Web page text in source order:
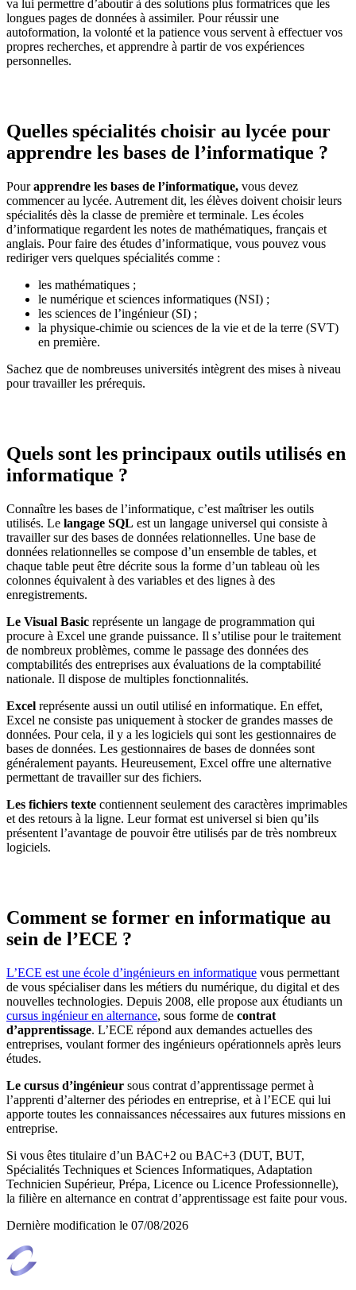
va lui permettre d’aboutir à des solutions plus formatrices que les
longues pages de données à assimiler. Pour réussir une
autoformation, la volonté et la patience vous servent à effectuer vos
propres recherches, et apprendre à partir de vos expériences
personnelles.
Quelles spécialités choisir au lycée pour
apprendre les bases de l’informatique ?
Pourapprendre les bases de l’informatique, vous devez
commencer au lycée. Autrement dit, les élèves doivent choisir leurs
spécialités dès la classe de première et terminale. Les écoles
d’informatique regardent les notes de mathématiques, français et
anglais. Pour faire des études d’informatique, vous pouvez vous
rediriger vers quelques spécialités comme :
les mathématiques ;
le numérique et sciences informatiques (NSI) ;
les sciences de l’ingénieur (SI) ;
la physique-chimie ou sciences de la vie et de la terre (SVT)
en première.
Sachez que de nombreuses universités intègrent des mises à niveau
pour travailler les prérequis.
Quels sont les principaux outils utilisés en
informatique ?
Connaître les bases de l’informatique, c’est maîtriser les outils
utilisés. Le langage SQL est un langage universel qui consiste à
travailler sur des bases de données relationnelles. Une base de
données relationnelles se compose d’un ensemble de tables, et
chaque table peut être décrite sous la forme d’un tableau où les
colonnes équivalent à des variables et des lignes à des
enregistrements.
Le Visual Basic représente un langage de programmation qui
procure à Excel une grande puissance. Il s’utilise pour le traitement
de nombreux problèmes, comme le passage des données des
comptabilités des entreprises aux évaluations de la comptabilité
nationale. Il dispose de multiples fonctionnalités.
Excel représente aussi un outil utilisé en informatique. En effet,
Excel ne consiste pas uniquement à stocker de grandes masses de
données. Pour cela, il y a les logiciels qui sont les gestionnaires de
bases de données. Les gestionnaires de bases de données sont
généralement payants. Heureusement, Excel offre une alternative
permettant de travailler sur des fichiers.
Les fichiers texte contiennent seulement des caractères imprimables
et des retours à la ligne. Leur format est universel si bien qu’ils
présentent l’avantage de pouvoir être utilisés par de très nombreux
logiciels.
Comment se former en informatique au
sein de l’ECE ?
L’ECE est une école d’ingénieurs en informatique vous permettant
de vous spécialiser dans les métiers du numérique, du digital et des
nouvelles technologies. Depuis 2008, elle propose aux étudiants un
cursus ingénieur en alternance, sous forme de contrat
d’apprentissage. L’ECE répond aux demandes actuelles des
entreprises, voulant former des ingénieurs opérationnels après leurs
études.
Le cursus d’ingénieur sous contrat d’apprentissage permet à
l’apprenti d’alterner des périodes en entreprise, et à l’ECE qui lui
apporte toutes les connaissances nécessaires aux futures missions en
entreprise.
Si vous êtes titulaire d’un BAC+2 ou BAC+3 (DUT, BUT,
Spécialités Techniques et Sciences Informatiques, Adaptation
Technicien Supérieur, Prépa, Licence ou Licence Professionnelle),
la filière en alternance en contrat d’apprentissage est faite pour vous.
Dernière modification le 07/08/2026